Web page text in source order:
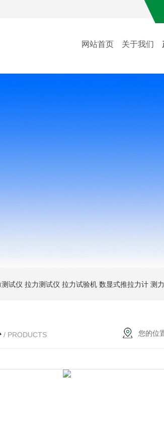
网站首页 关于我们
试仪 拉力测试仪 拉力试验机 数显式推拉力计 测
/ PRODUCTS 您的位